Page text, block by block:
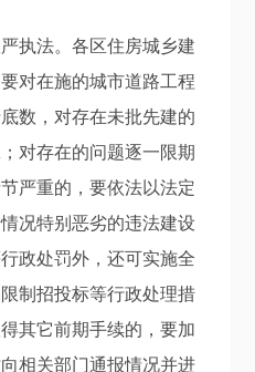
法。各区住房城乡建
对在施的城市道路工程
数，对存在未批先建的
对存在的问题逐一限期
严重的，要依法以法定
况特别恶劣的违法建设
政处罚外，还可实施全
制招投标等行政处理措
其它前期手续的，要加
相关部门通报情况并进